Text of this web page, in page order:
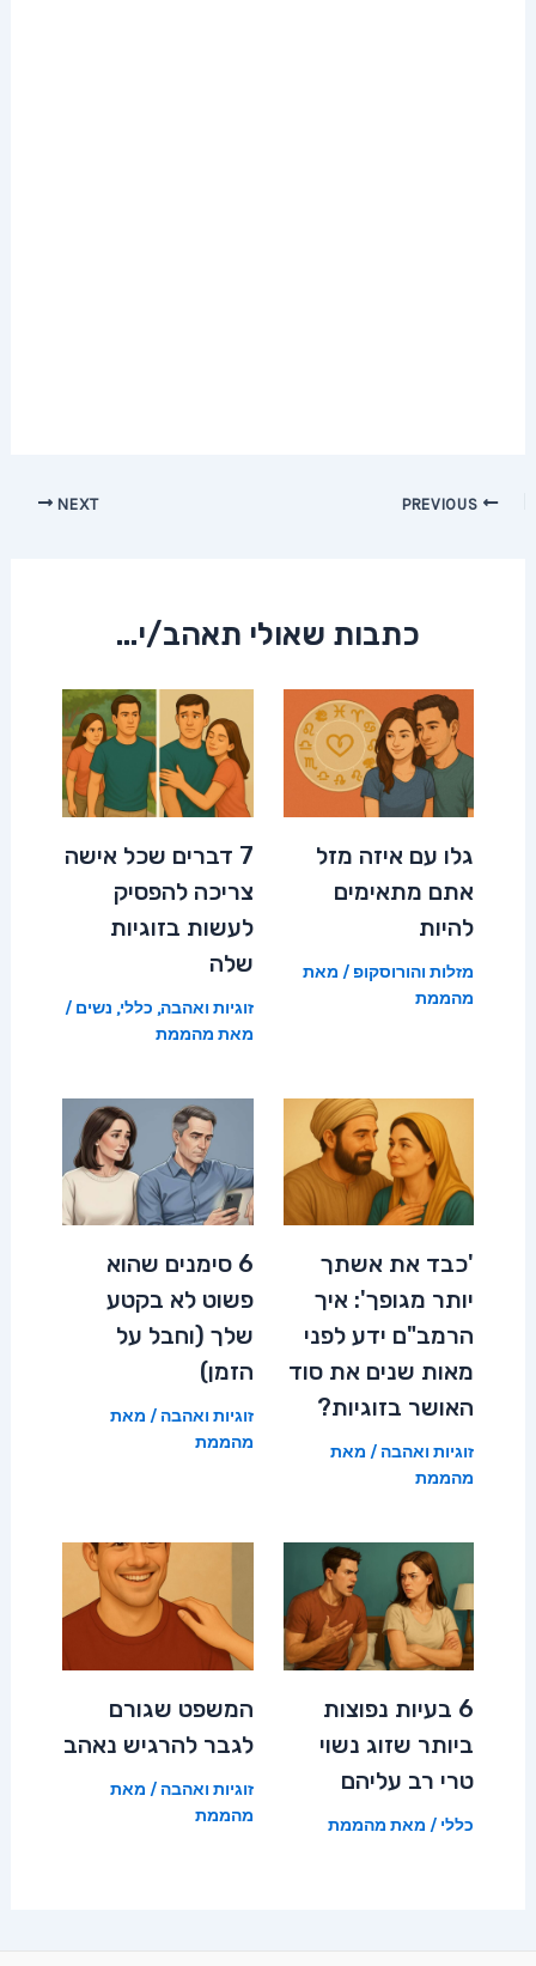
Post
NEXT
כתבות שאולי תאהב/י...
גלו עם איזה מזל
אתם מתאימים
להיות
מזלות והורוסקופ / מאת
מהממת
7 דברים שכל אישה
צריכה להפסיק
לעשות בזוגיות
שלה
זוגיות ואהבה, כללי, נשים /
מאת מהממת
'כבד את אשתך
יותר מגופך': איך
הרמב"ם ידע לפני
מאות שנים את סוד
האושר בזוגיות?
זוגיות ואהבה / מאת
מהממת
6 סימנים שהוא
פשוט לא בקטע
שלך (וחבל על
הזמן)
זוגיות ואהבה / מאת
מהממת
6 בעיות נפוצות
ביותר שזוג נשוי
טרי רב עליהם
כללי / מאת מהממת
המשפט שגורם
לגבר להרגיש נאהב
זוגיות ואהבה / מאת
מהממת